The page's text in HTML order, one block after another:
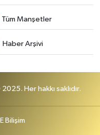
Tüm Manşetler
Haber Arşivi
Her hakkı saklıdır.
Bilişim